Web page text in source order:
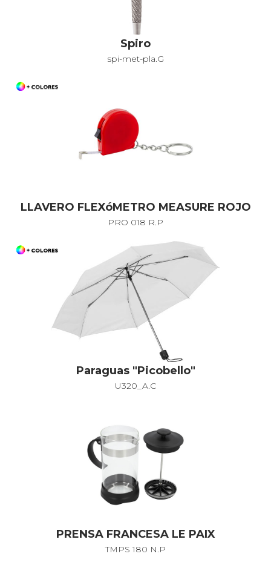
Spiro
spi-met-pla.G
LLAVERO FLEXóMETRO MEASURE ROJO
PRO 018 R.P
Paraguas "Picobello"
U320_A.C
PRENSA FRANCESA LE PAIX
TMPS 180 N.P